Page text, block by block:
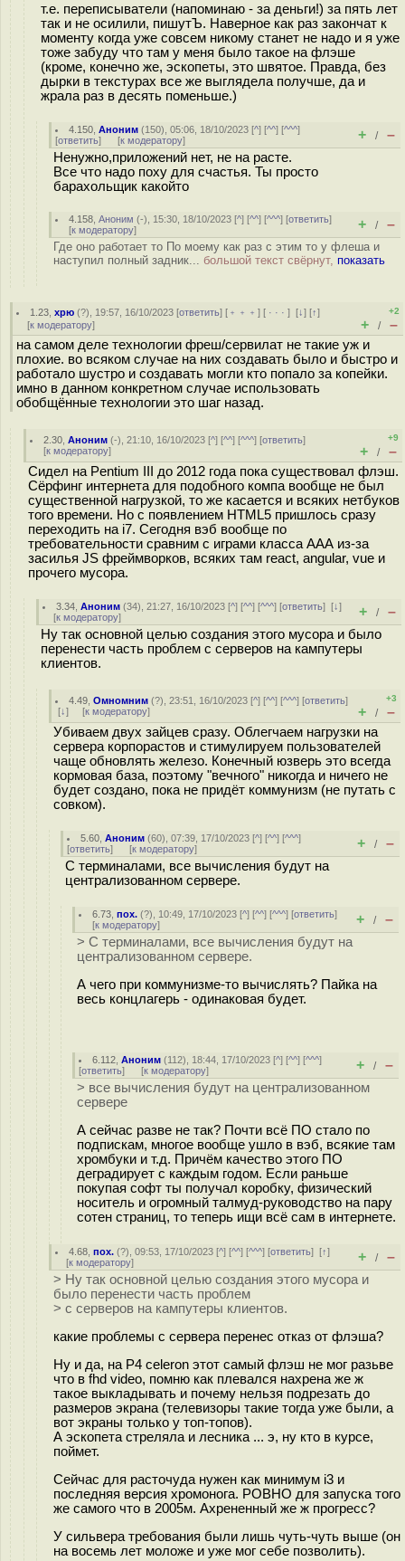
т.е. переписыватели (напоминаю - за деньги!) за пять лет
так и не осилили, пишутЪ. Наверное как раз закончат к
моменту когда уже совсем никому станет не надо и я уже
тоже забуду что там у меня было такое на флэше
(кроме, конечно же, эскопеты, это швятое. Правда, без
дырки в текстурах все же выглядела получше, да и
жрала раз в десять поменьше.)
4.150 ,Аноним (150), 05:06, 18/10/2023 [^] [^^] [^^^]
[ответить] [к модератору] + / –
Ненужно,приложений нет, не на расте.
Все что надо поху для счастья. Ты просто
барахольщик какойто
4.158 ,Аноним (-), 15:30, 18/10/2023 [^] [^^] [^^^] [ответить]
[к модератору] + / –
Где оно работает то По моему как раз с этим то у флеша и
наступил полный задник... большой текст свёрнут, показать
1.23 ,хрю (?), 19:57, 16/10/2023 [ответить] [ ﹢﹢﹢] [ · · ·][↓] [↑]
[к модератору]
+2
+ / –
на самом деле технологии фреш/сервилат не такие уж и
плохие. во всяком случае на них создавать было и быстро и
работало шустро и создавать могли кто попало за копейки.
имно в данном конкретном случае использовать
обобщённые технологии это шаг назад.
2.30 ,Аноним (-), 21:10, 16/10/2023 [^] [^^] [^^^] [ответить]
[к модератору]
+9
+ / –
Сидел на Pentium III до 2012 года пока существовал флэш.
Сёрфинг интернета для подобного компа вообще не был
существенной нагрузкой, то же касается и всяких нетбуков
того времени. Но с появлением HTML5 пришлось сразу
переходить на i7. Сегодня вэб вообще по
требовательности сравним с играми класса ААА из-за
засилья JS фреймворков, всяких там react, angular, vue и
прочего мусора.
3.34 ,Аноним (34), 21:27, 16/10/2023 [^] [^^] [^^^] [ответить][↓]
[к модератору] + / –
Ну так основной целью создания этого мусора и было
перенести часть проблем с серверов на кампутеры
клиентов.
4.49 ,Омномним (?), 23:51, 16/10/2023 [^] [^^] [^^^] [ответить]
[↓] [к модератору]
+3
+ / –
Убиваем двух зайцев сразу. Облегчаем нагрузки на
сервера корпорастов и стимулируем пользователей
чаще обновлять железо. Конечный юзверь это всегда
кормовая база, поэтому "вечного" никогда и ничего не
будет создано, пока не придёт коммунизм (не путать с
совком).
5.60 ,Аноним (60), 07:39, 17/10/2023 [^] [^^] [^^^]
[ответить] [к модератору] + / –
С терминалами, все вычисления будут на
централизованном сервере.
6.73 ,пох. (?), 10:49, 17/10/2023 [^] [^^] [^^^] [ответить]
[к модератору] + / –
> С терминалами, все вычисления будут на
централизованном сервере.
А чего при коммунизме-то вычислять? Пайка на
весь концлагерь - одинаковая будет.
6.112 ,Аноним (112), 18:44, 17/10/2023 [^] [^^] [^^^]
[ответить] [к модератору] + / –
> все вычисления будут на централизованном
сервере
А сейчас разве не так? Почти всё ПО стало по
подпискам, многое вообще ушло в вэб, всякие там
хромбуки и т.д. Причём качество этого ПО
деградирует с каждым годом. Если раньше
покупая софт ты получал коробку, физический
носитель и огромный талмуд-руководство на пару
сотен страниц, то теперь ищи всё сам в интернете.
4.68 ,пох. (?), 09:53, 17/10/2023 [^] [^^] [^^^] [ответить][↑]
[к модератору] + / –
> Ну так основной целью создания этого мусора и
было перенести часть проблем
> с серверов на кампутеры клиентов.
какие проблемы с сервера перенес отказ от флэша?
Ну и да, на P4 celeron этот самый флэш не мог разьве
что в fhd video, помню как плевался нахрена же ж
такое выкладывать и почему нельзя подрезать до
размеров экрана (телевизоры такие тогда уже были, а
вот экраны только у топ-топов).
А эскопета стреляла и лесника ... э, ну кто в курсе,
поймет.
Сейчас для расточуда нужен как минимум i3 и
последняя версия хромонога. РОВНО для запуска того
же самого что в 2005м. Ахрененный же ж прогресс?
У сильвера требования были лишь чуть-чуть выше (он
на восемь лет моложе и уже мог себе позволить).